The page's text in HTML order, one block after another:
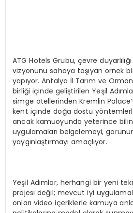
ATG Hotels Grubu, çevre
vizyonunu sahaya taşıyan örnek
yapıyor. Antalya İl Tarım ve
birliği içinde geliştirilen Yeşil
simge otellerinden Kremlin
kent içinde doğa dostu
ancak kamuoyunda yeterince
uygulamaları belgelemeyi, görünür
yaygınlaştırmayı amaçlıyor.
Yeşil Adımlar, herhangi bir yeni
projesi değil; mevcut iyi
onları video içeriklerle kamuya